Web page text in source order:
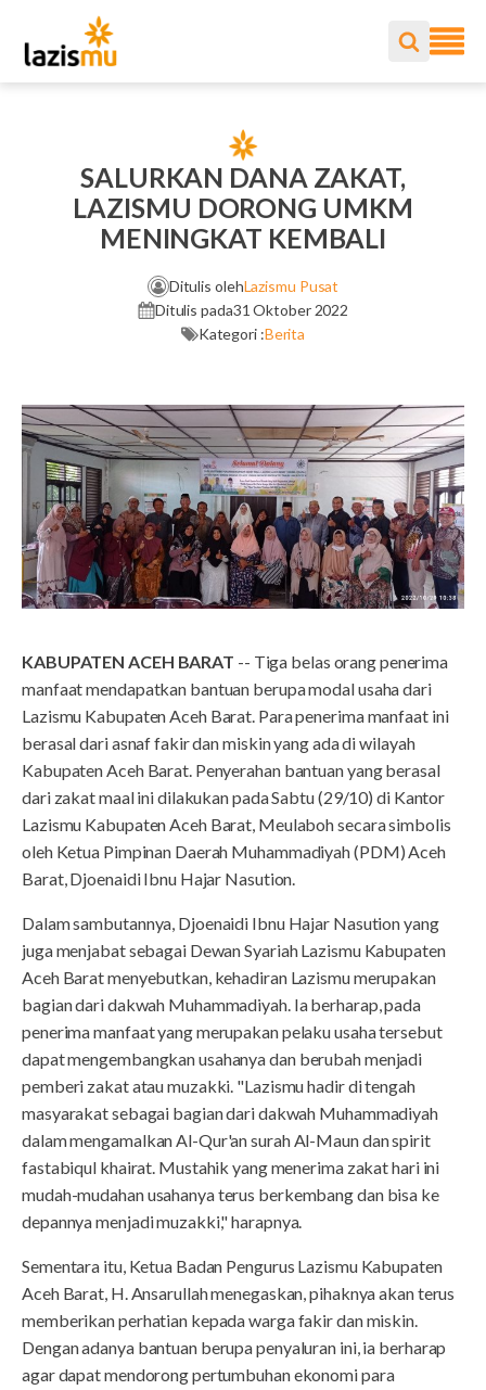
SALURKAN DANA ZAKAT,
LAZISMU DORONG UMKM
MENINGKAT KEMBALI
Ditulis olehLazismu Pusat
Ditulis pada31 Oktober 2022
Kategori :Berita
KABUPATEN ACEH BARAT -- Tiga belas orang penerima
manfaat mendapatkan bantuan berupa modal usaha dari
Lazismu Kabupaten Aceh Barat. Para penerima manfaat ini
berasal dari asnaf fakir dan miskin yang ada di wilayah
Kabupaten Aceh Barat. Penyerahan bantuan yang berasal
dari zakat maal ini dilakukan pada Sabtu (29/10) di Kantor
Lazismu Kabupaten Aceh Barat, Meulaboh secara simbolis
oleh Ketua Pimpinan Daerah Muhammadiyah (PDM) Aceh
Barat, Djoenaidi Ibnu Hajar Nasution.
Dalam sambutannya, Djoenaidi Ibnu Hajar Nasution yang
juga menjabat sebagai Dewan Syariah Lazismu Kabupaten
Aceh Barat menyebutkan, kehadiran Lazismu merupakan
bagian dari dakwah Muhammadiyah. Ia berharap, pada
penerima manfaat yang merupakan pelaku usaha tersebut
dapat mengembangkan usahanya dan berubah menjadi
pemberi zakat atau muzakki. "Lazismu hadir di tengah
masyarakat sebagai bagian dari dakwah Muhammadiyah
dalam mengamalkan Al-Qur'an surah Al-Maun dan spirit
fastabiqul khairat. Mustahik yang menerima zakat hari ini
mudah-mudahan usahanya terus berkembang dan bisa ke
depannya menjadi muzakki," harapnya.
Sementara itu, Ketua Badan Pengurus Lazismu Kabupaten
Aceh Barat, H. Ansarullah menegaskan, pihaknya akan terus
memberikan perhatian kepada warga fakir dan miskin.
Dengan adanya bantuan berupa penyaluran ini, ia berharap
agar dapat mendorong pertumbuhan ekonomi para